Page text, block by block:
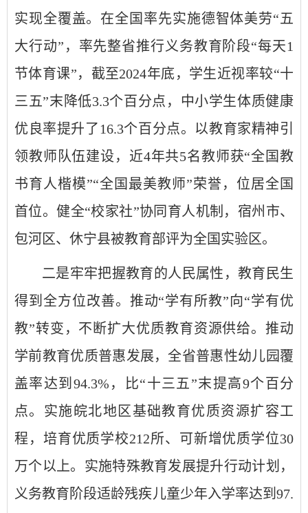
实现全覆盖。在全国率先实施德智体美劳“五
大行动”，率先整省推行义务教育阶段“每天1
节体育课”，截至2024年底，学生近视率较“十
三五”末降低3.3个百分点，中小学生体质健康
优良率提升了16.3个百分点。以教育家精神引
领教师队伍建设，近4年共5名教师获“全国教
书育人楷模”“全国最美教师”荣誉，位居全国
首位。健全“校家社”协同育人机制，宿州市、
包河区、休宁县被教育部评为全国实验区。
二是牢牢把握教育的人民属性，教育民生
得到全方位改善。推动“学有所教”向“学有优
教”转变，不断扩大优质教育资源供给。推动
学前教育优质普惠发展，全省普惠性幼儿园覆
盖率达到94.3%，比“十三五”末提高9个百分
点。实施皖北地区基础教育优质资源扩容工
程，培育优质学校212所、可新增优质学位30
万个以上。实施特殊教育发展提升行动计划，
义务教育阶段适龄残疾儿童少年入学率达到97.